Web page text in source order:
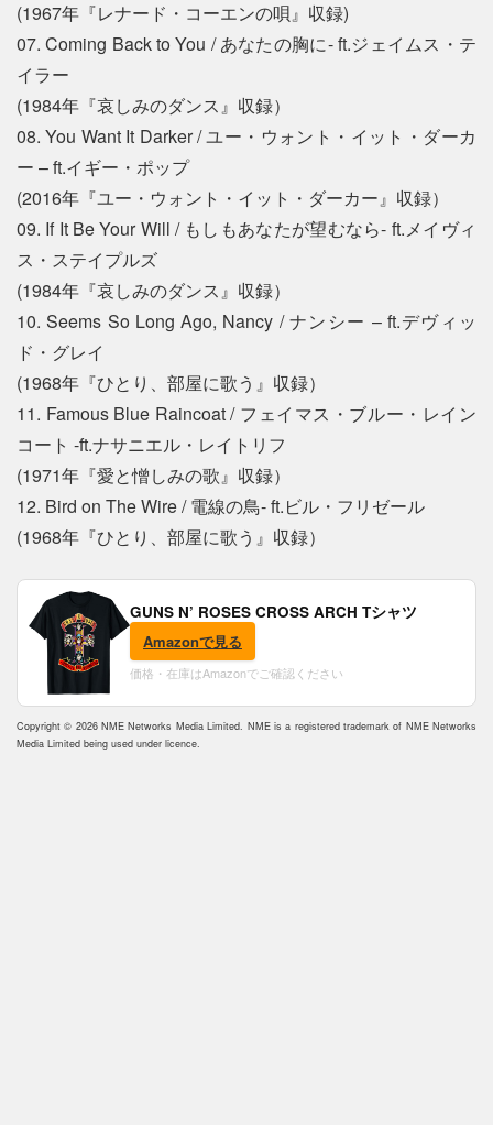
(1967年『レナード・コーエンの唄』収録)
07. Coming Back to You / あなたの胸に- ft.ジェイムス・テ
イラー
(1984年『哀しみのダンス』収録）
08. You Want It Darker / ユー・ウォント・イット・ダーカ
ー – ft.イギー・ポップ
(2016年『ユー・ウォント・イット・ダーカー』収録）
09. If It Be Your Will / もしもあなたが望むなら- ft.メイヴィ
ス・ステイプルズ
(1984年『哀しみのダンス』収録）
10. Seems So Long Ago, Nancy / ナンシー – ft.デヴィッ
ド・グレイ
(1968年『ひとり、部屋に歌う』収録）
11. Famous Blue Raincoat / フェイマス・ブルー・レイン
コート -ft.ナサニエル・レイトリフ
(1971年『愛と憎しみの歌』収録）
12. Bird on The Wire / 電線の鳥- ft.ビル・フリゼール
(1968年『ひとり、部屋に歌う』収録）
GUNS N’ ROSES CROSS ARCH Tシャツ
Amazonで見る
価格・在庫はAmazonでご確認ください
Copyright © 2026 NME Networks Media Limited. NME is a registered trademark of NME Networks
Media Limited being used under licence.